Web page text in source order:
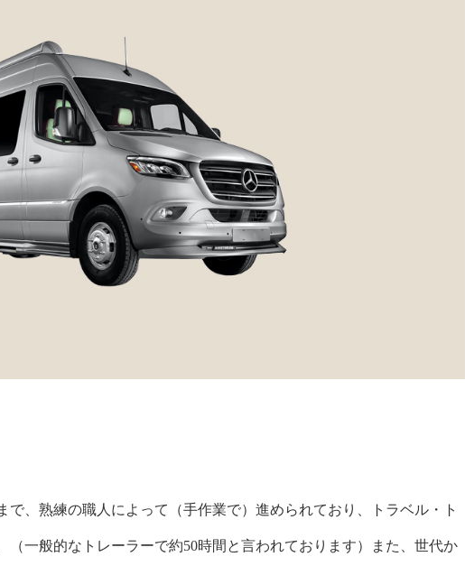
、熟練の職人によって（手作業で）進められており、トラベル・ト
（一般的なトレーラーで約50時間と言われております）また、世代か